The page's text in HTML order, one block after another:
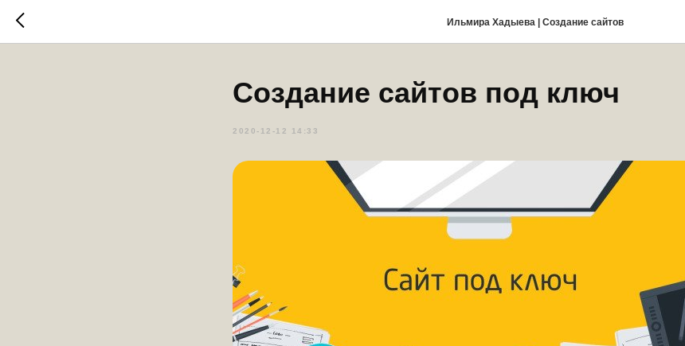
Ильмира Хадыева | Создание сайтов
Создание сайтов под ключ
2020-12-12 14:33